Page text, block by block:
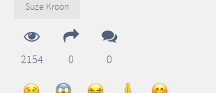
Suze Kroon
2154 0 0